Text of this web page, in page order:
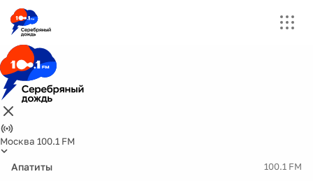
Москва 100.1 FM
Апатиты 100.1 FM